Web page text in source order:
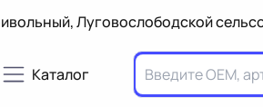
Луговослободской
Каталог